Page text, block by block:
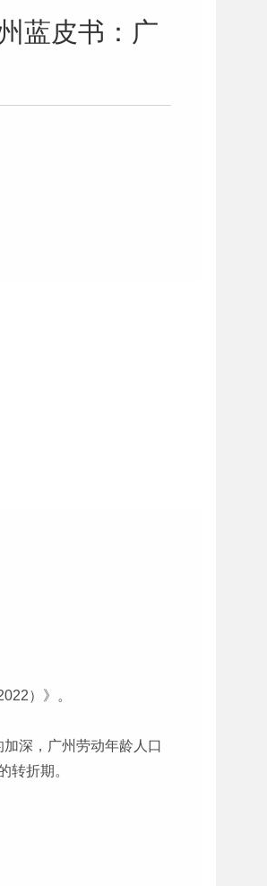
蓝皮书：广
）》。
深，广州劳动年龄人口
转折期。